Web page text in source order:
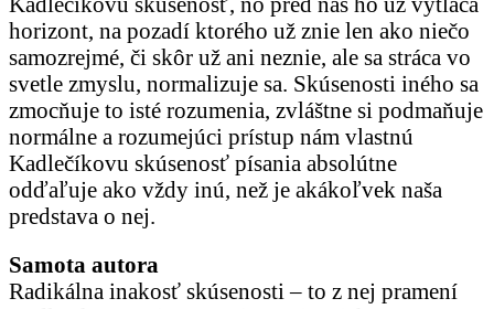
horizont, na pozadí ktorého už znie len ako niečo
samozrejmé, či skôr už ani neznie, ale sa stráca vo
svetle zmyslu, normalizuje sa. Skúsenosti iného sa
zmocňuje to isté rozumenia, zvláštne si podmaňuje
normálne a rozumejúci prístup nám vlastnú
Kadlečíkovu skúsenosť písania absolútne
odďaľuje ako vždy inú, než je akákoľvek naša
predstava o nej.
Samota autora
Radikálna inakosť skúsenosti – to z nej pramení